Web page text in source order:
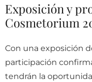
Exposición y
Cosmetorium
Con una exposición
participación
tendrán la